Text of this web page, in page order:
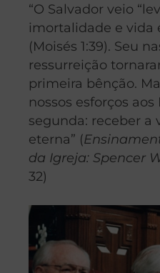
“O Salvador veio
imortalidade e vida
(Moisés 1:39). Seu
ressurreição
primeira bênção.
nossos esforços
segunda: receber a
eterna” (
da Igreja: Spencer
32)